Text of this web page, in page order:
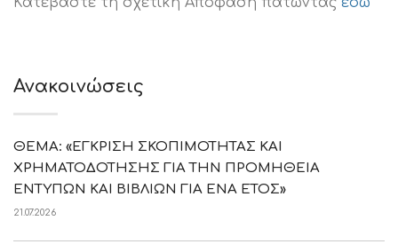
Ανακοινώσεις
ΘΕΜΑ: «ΕΓΚΡΙΣΗ ΣΚΟΠΙΜΟΤΗΤΑΣ ΚΑΙ
ΧΡΗΜΑΤΟΔΟΤΗΣΗΣ ΓΙΑ ΤΗΝ ΠΡΟΜΗΘΕΙΑ
ΕΝΤΥΠΩΝ ΚΑΙ ΒΙΒΛΙΩΝ ΓΙΑ ΕΝΑ ΕΤΟΣ»
21.07.2026